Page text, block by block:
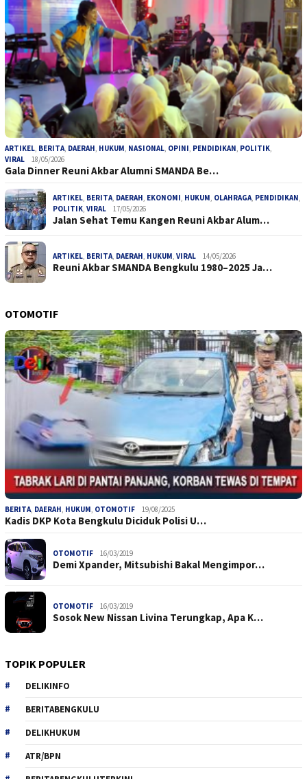
ARTIKEL, BERITA, DAERAH, HUKUM, NASIONAL, OPINI, PENDIDIKAN, POLITIK,
VIRAL
18/05/2026
Gala Dinner Reuni Akbar Alumni SMANDA Be…
ARTIKEL, BERITA, DAERAH, EKONOMI, HUKUM, OLAHRAGA, PENDIDIKAN,
POLITIK, VIRAL 17/05/2026
Jalan Sehat Temu Kangen Reuni Akbar Alum…
ARTIKEL, BERITA, DAERAH, HUKUM, VIRAL 14/05/2026
Reuni Akbar SMANDA Bengkulu 1980–2025 Ja…
OTOMOTIF
BERITA, DAERAH, HUKUM, OTOMOTIF 19/08/2025
Kadis DKP Kota Bengkulu Diciduk Polisi U…
OTOMOTIF 16/03/2019
Demi Xpander, Mitsubishi Bakal Mengimpor…
OTOMOTIF 16/03/2019
Sosok New Nissan Livina Terungkap, Apa K…
TOPIK POPULER
DELIKINFO
BERITABENGKULU
DELIKHUKUM
ATR/BPN